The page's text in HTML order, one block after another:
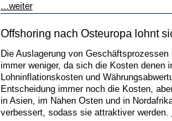
...weiter
Offshoring nach Osteuropa lohnt
Die Auslagerung von
immer weniger, da sich die Kosten denen
Lohninflationskosten und
Entscheidung immer noch die Kosten,
in Asien, im Nahen Osten und in
verbessert, sodass sie attraktiver werden.